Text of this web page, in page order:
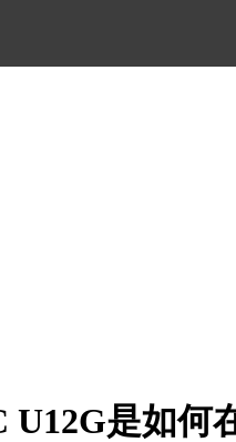
U12G是如何